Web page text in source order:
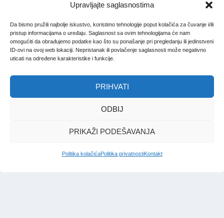
Upravljajte saglasnostima
Da bismo pružili najbolje iskustvo, koristimo tehnologije poput kolačića za čuvanje i/ili
pristup informacijama o uređaju. Saglasnost sa ovim tehnologijama će nam
omogućiti da obrađujemo podatke kao što su ponašanje pri pregledanju ili jedinstveni
ID-ovi na ovoj web lokaciji. Nepristanak ili povlačenje saglasnosti može negativno
uticati na određene karakteristike i funkcije.
PRIHVATI
ODBIJ
PRIKAŽI PODEŠAVANJA
Politika kolačićaPolitika privatnostiKontakt